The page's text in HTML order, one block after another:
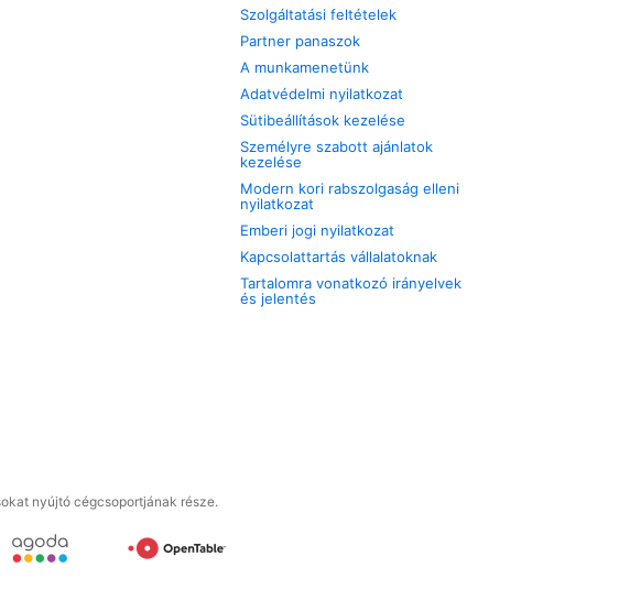
Szolgáltatási feltételek
Partner panaszok
A munkamenetünk
Adatvédelmi nyilatkozat
Sütibeállítások kezelése
Személyre szabott ajánlatok
kezelése
Modern kori rabszolgaság elleni
nyilatkozat
Emberi jogi nyilatkozat
Kapcsolattartás vállalatoknak
Tartalomra vonatkozó irányelvek
és jelentés
nyújtó cégcsoportjának része.